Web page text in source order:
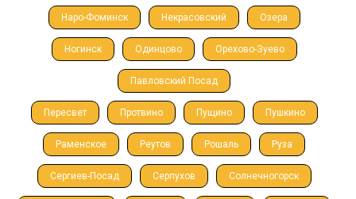
Наро-Фоминск Некрасовский Озера
Ногинск Одинцово Орехово-Зуево
Павловский Посад
Пересвет Протвино Пущино Пушкино
Раменское Реутов Рошаль Руза
Сергиев-Посад Серпухов Солнечногорск